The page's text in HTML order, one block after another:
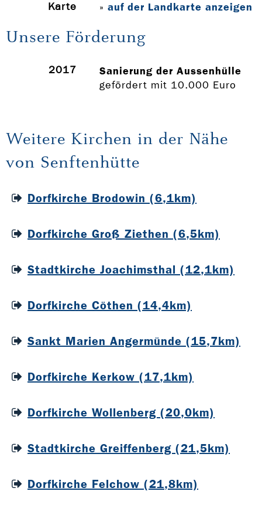
Karte
» auf der Landkarte anzeigen
Unsere Förderung
2017 Sanierung der Aussenhülle
gefördert mit 10.000 Euro
Weitere Kirchen in der Nähe
von Senftenhütte
Dorfkirche Brodowin (6,1km)
Dorfkirche Groß Ziethen (6,5km)
Stadtkirche Joachimsthal (12,1km)
Dorfkirche Cöthen (14,4km)
Sankt Marien Angermünde (15,7km)
Dorfkirche Kerkow (17,1km)
Dorfkirche Wollenberg (20,0km)
Stadtkirche Greiffenberg (21,5km)
Dorfkirche Felchow (21,8km)